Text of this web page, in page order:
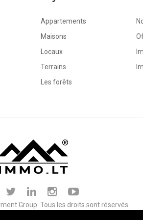
Appartements
Maisons
Locaux
Terrains
Les forêts
Group. Tous les droits sont réservés.